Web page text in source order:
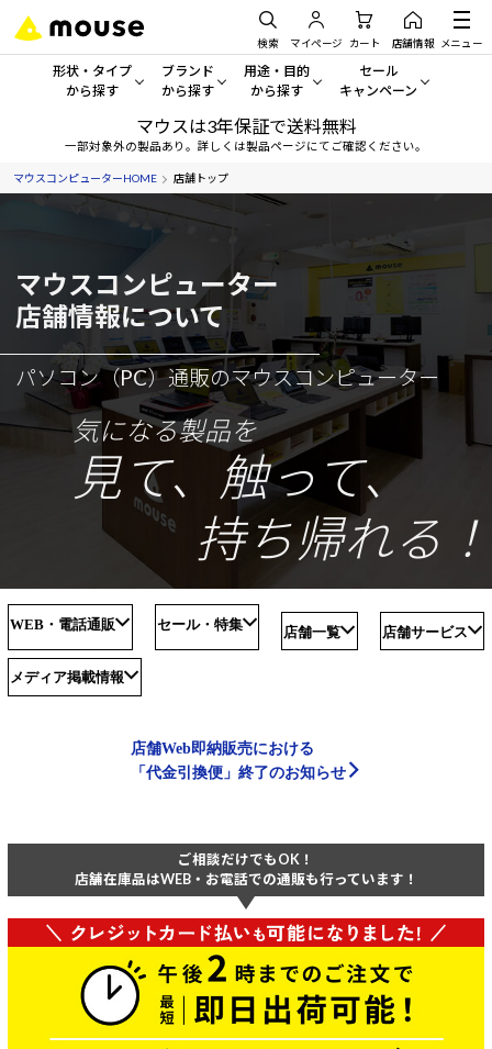
検索 マイページ カート 店舗情報 メニュー
形状・タイプ
から探す
形状・タイプから探す をすべてみる
デスクトップPC
タブレットPC
サーバー
ワークステーション
ディスプレイ
Windows 11 |Copilot+ PC
ブランド
から探す
mouse
G TUNE
DAIV
MousePro
iiyama
Windows 11|Copilot+ PC
用途・目的
から探す
一般向けパソコン
ビジネス向けパソコン
学習向けパソコン
スペック/パーツ別
AIおすすめパソコン
Windows 11 Copilot+ PC
セール
キャンペーン
セール・キャンペーン
アウトレットパソコン
すべて新品の旧モデル製品な
おすすめ目玉パソコン
今イチオシのパソコンをピッ
Windows 11
マウスは3年保証で送料無料
一部対象外の製品あり。詳しくは製品ページにてご確認ください。
マウスコンピューターHOME 店舗トップ
マウスコンピューター
店舗情報について
パソコン（PC）通販のマウスコンピューター
気になる製品を
見て、触って、
持ち帰れる！
WEB・電話通販 セール・特集
店舗一覧 店舗サービス
メディア掲載情報
店舗Web即納販売における
「代金引換便」終了のお知らせ
ご相談だけでもOK！
店舗在庫品はWEB・お電話での通販も行っています！